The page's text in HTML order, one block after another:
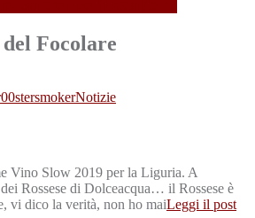
Focolare
Notizie
Vino Slow 2019 per la Liguria. A
Rossese di Dolceacqua… il Rossese è
vi dico la verità, non ho maiLeggi il post